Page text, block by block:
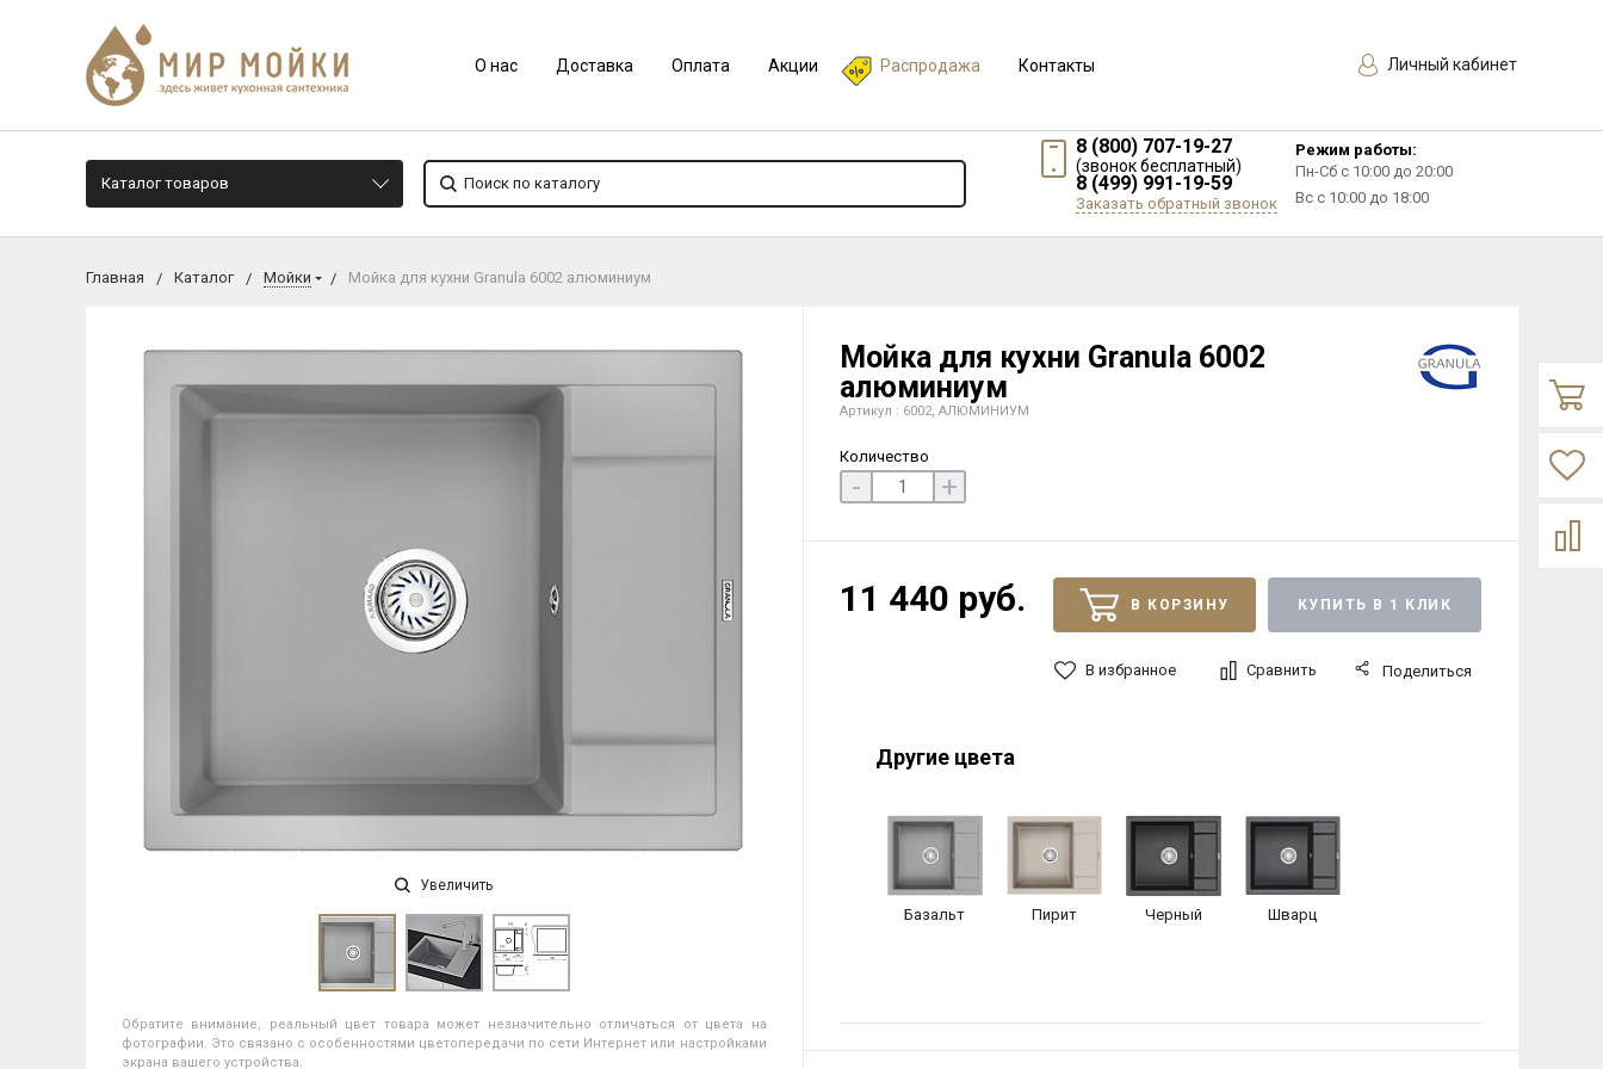
О нас Доставка Оплата Акции Распродажа Контакты Личный кабинет
Каталог товаров
8 (800) 707-19-27
(звонок бесплатный)
8 (499) 991-19-59
Заказать обратный звонок
Режим работы:
Пн-Сб с 10:00 до 20:00
Вс с 10:00 до 18:00
Главная Каталог Мойки Мойка для кухни Granula 6002 алюминиум
Увеличить
Обратите внимание, реальный цвет товара может незначительно отличаться от цвета на
фотографии. Это связано с особенностями цветопередачи по сети Интернет или настройками
экрана вашего устройства.
Мойка для кухни Granula 6002
алюминиум
Артикул : 6002, АЛЮМИНИУМ
Количество
- +
11 440 руб. В КОРЗИНУ КУПИТЬ В 1 КЛИК
В избранное Сравнить Поделиться
Другие цвета
Базальт Пирит Черный Шварц